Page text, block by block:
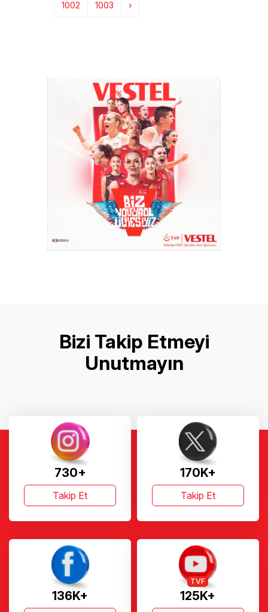
1002 1003 ›
Bizi Takip Etmeyi
Unutmayın
730+
Takip Et
170K+
Takip Et
136K+ 125K+
TVF